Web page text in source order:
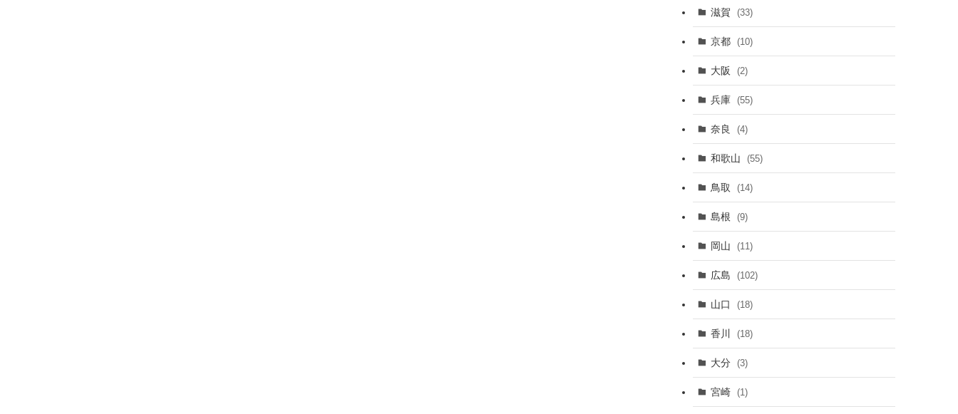
滋賀 (33)
京都 (10)
大阪 (2)
兵庫 (55)
奈良 (4)
和歌山 (55)
鳥取 (14)
島根 (9)
岡山 (11)
広島 (102)
山口 (18)
香川 (18)
大分 (3)
宮崎 (1)